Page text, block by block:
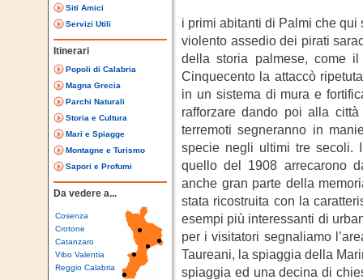
Siti Amici
Servizi Utili
Itinerari
Popoli di Calabria
Magna Grecia
Parchi Naturali
Storia e Cultura
Mari e Spiagge
Montagne e Turismo
Sapori e Profumi
Da vedere a...
Cosenza
Crotone
Catanzaro
Vibo Valentia
Reggio Calabria
i primi abitanti di Palmi che
violento assedio dei pirati
della storia palmese, come
Cinquecento la attaccò
in un sistema di mura e
rafforzare dando poi alla
terremoti segneranno in
specie negli ultimi tre secoli.
quello del 1908 arrecarono
anche gran parte della
stata ricostruita con la
esempi più interessanti di
per i visitatori segnaliamo
Taureani, la spiaggia della
spiaggia ed una decina di